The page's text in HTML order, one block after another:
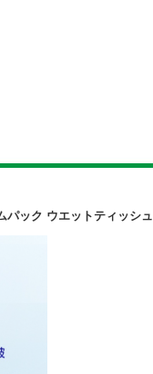
パック ウエットティッシュ